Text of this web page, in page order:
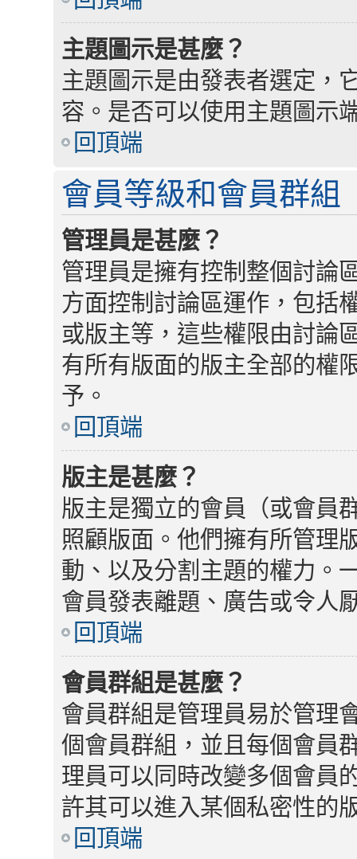
主題圖示是甚麼？
主題圖示是由發表者選定，
容。是否可以使用主題圖示
回頂端
會員等級和會員群組
管理員是甚麼？
管理員是擁有控制整個討論
方面控制討論區運作，包括
或版主等，這些權限由討論
有所有版面的版主全部的權
予。
回頂端
版主是甚麼？
版主是獨立的會員（或會員
照顧版面。他們擁有所管理
動、以及分割主題的權力。
會員發表離題、廣告或令人
回頂端
會員群組是甚麼？
會員群組是管理員易於管理
個會員群組，並且每個會員
理員可以同時改變多個會員
許其可以進入某個私密性的
回頂端